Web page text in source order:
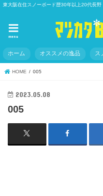
東大阪在住スノーボード歴30年以上20代長
menu
ホーム オススメの逸品 ス
HOME 005
2023.05.08
005